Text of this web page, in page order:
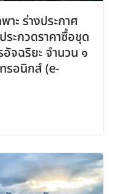
ะ ร่างประกาศ
ระกวดราคาซื้อชุด
จฉริยะ จำนวน ๑
รอนิกส์ (e-